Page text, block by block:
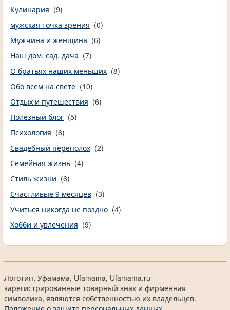
Кулинария (9)
мужская точка зрения (0)
Мужчина и женщина (6)
Наш дом, сад, дача (7)
О братьях наших меньших (8)
Обо всем на свете (10)
Отдых и путешествия (6)
Полезный блог (5)
Психология (6)
Свадебный переполох (2)
Семейная жизнь (4)
Стиль жизни (6)
Счастливые 9 месяцев (3)
Учиться никогда не поздно (4)
Хобби и увлечения (9)
Логотип, Уфамама, Ufamama, Ufamama.ru -
зарегистрированные товарный знак и фирменная
символика, являются собственностью их владельцев.